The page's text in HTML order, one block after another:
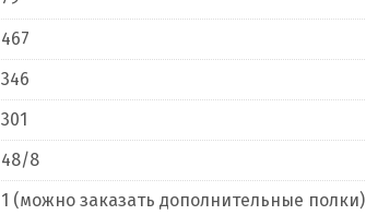
467
346
301
48/8
1 (можно заказать дополнительные полки)